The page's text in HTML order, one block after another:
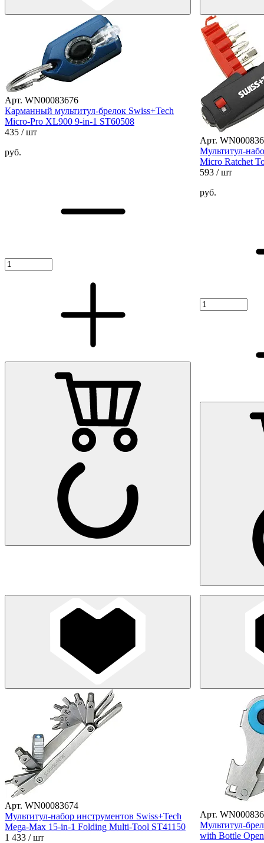
Арт. WN00083676
Карманный мультитул-брелок Swiss+Tech
Micro-Pro XL900 9-in-1 ST60508
435 / шт
руб.
Арт.
Мультитул-
Micro Ratchet
593 / шт
руб.
Арт. WN00083674
Мультитул-набор инструментов Swiss+Tech
Mega-Max 15-in-1 Folding Multi-Tool ST41150
1 433 / шт
Арт.
Мультитул-
with Bottle